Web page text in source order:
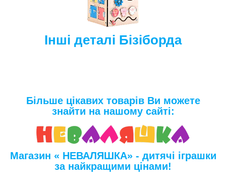
Інші деталі Бізіборда
Більше цікавих товарів Ви можете
знайти на нашому сайті:
Магазин « НЕВАЛЯШКА» - дитячі іграшки
за найкращими цінами!